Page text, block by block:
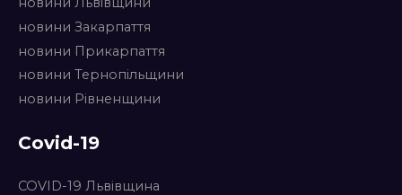
новини Закарпаття
новини Прикарпаття
новини Тернопільщини
новини Рівненщини
Covid-19
COVID-19 Львівщина